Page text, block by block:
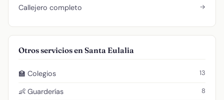
Callejero completo →
Otros servicios en Santa Eulalia
🏫 Colegios 13
👶 Guarderías 8